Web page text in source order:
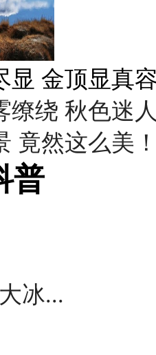
显 金顶显真
缭绕 秋色迷
竟然这么美
普
冰...